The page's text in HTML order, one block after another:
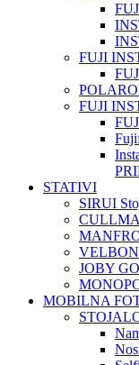
FUJI
FUJI
STATIVI
SIRUI
VELBON
JOBY
MOBILNA